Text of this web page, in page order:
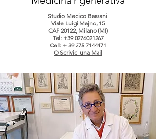
Studio Medico Bassani
Viale Luigi Majno, 15
CAP 20122, Milano (MI)
Tel: +39 0276021267
Cell: + 39 375 7144471
O Scrivici una Mail